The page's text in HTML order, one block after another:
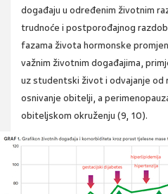
događaju u određenim životnim
trudnoće i postporođajnog
fazama života hormonske
važnim životnim događajima,
uz studentski život i odvajanje od
osnivanje obitelji, a
obiteljskom okruženju (9, 10).